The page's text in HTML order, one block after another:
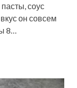
соус
он совсем
8…